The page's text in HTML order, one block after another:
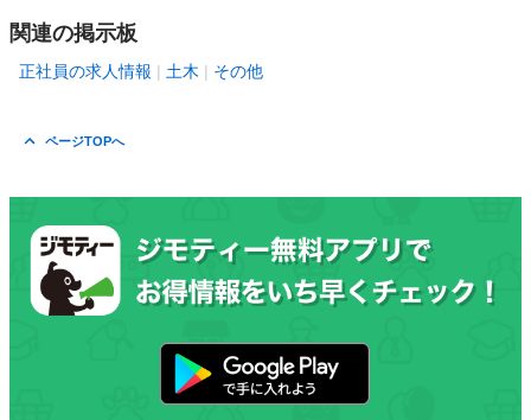
関連の掲示板
正社員の求人情報 土木 その他
ページTOPへ